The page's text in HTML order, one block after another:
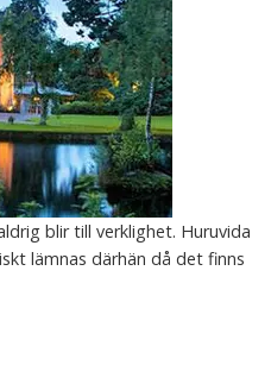
blir till verklighet. Huruvida
lämnas därhän då det finns